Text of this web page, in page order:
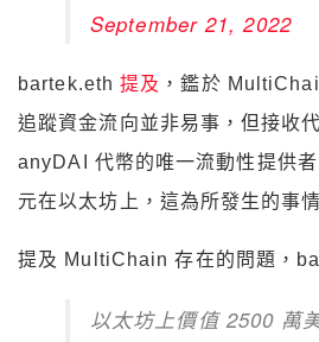
September 21, 2022
bartek.eth提及 ，鑑於
追蹤資金流向並非易事，但接收
anyDAI 代幣的唯一流動性提供
元在以太坊上，這為所發生的事
提及 MultiChain 存在的問題，
以太坊上價值 2500 萬